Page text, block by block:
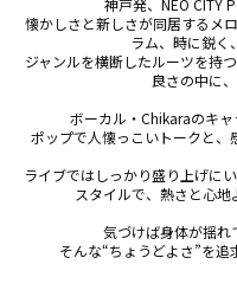
神戸発、NEO CITY
懐かしさと新しさが同居するメ
ラム、時に鋭く
ジャンルを横断したルーツを持
良さの中に
ボーカル・Chikaraのキャ
ポップで人懐っこいトークと
ライブではしっかり盛り上げに
スタイルで、熱さと心地
気づけば身体が揺れ
そんな“ちょうどよさ”を追